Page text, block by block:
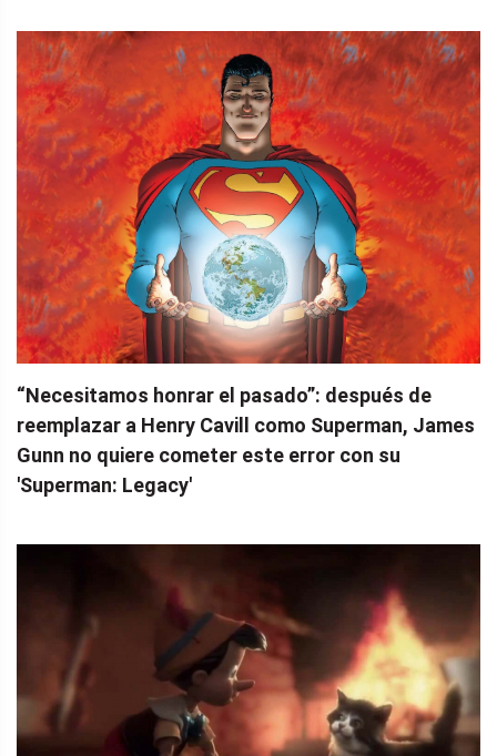
“Necesitamos honrar el pasado”: ​​después de
reemplazar a Henry Cavill como Superman, James
Gunn no quiere cometer este error con su
'Superman: Legacy'